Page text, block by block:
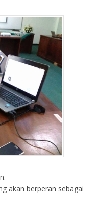
akan berperan sebagai